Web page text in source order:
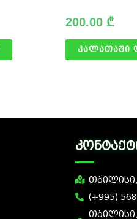
200.00 ₾
კალათაში
თბილისი,
(+995)